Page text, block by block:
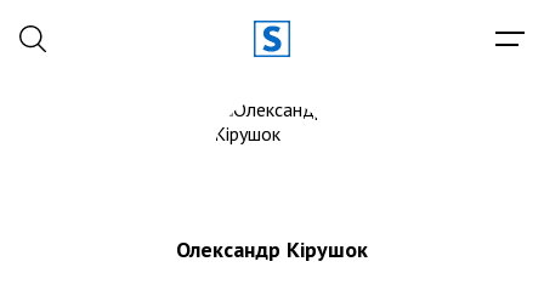
Олександр Кірушок